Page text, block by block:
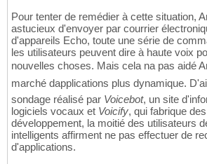
Pour tenter de remédier à cette situation,
astucieux d'envoyer par courrier
d'appareils Echo, toute une série de
les utilisateurs peuvent dire à haute voix
nouvelles choses. Mais cela na pas aidé
marché dapplications plus dynamique.
sondage réalisé par Voicebot, un site
logiciels vocaux et Voicify, qui fabrique
développement, la moitié des utilisateurs
intelligents affirment ne pas effectuer de
d'applications.